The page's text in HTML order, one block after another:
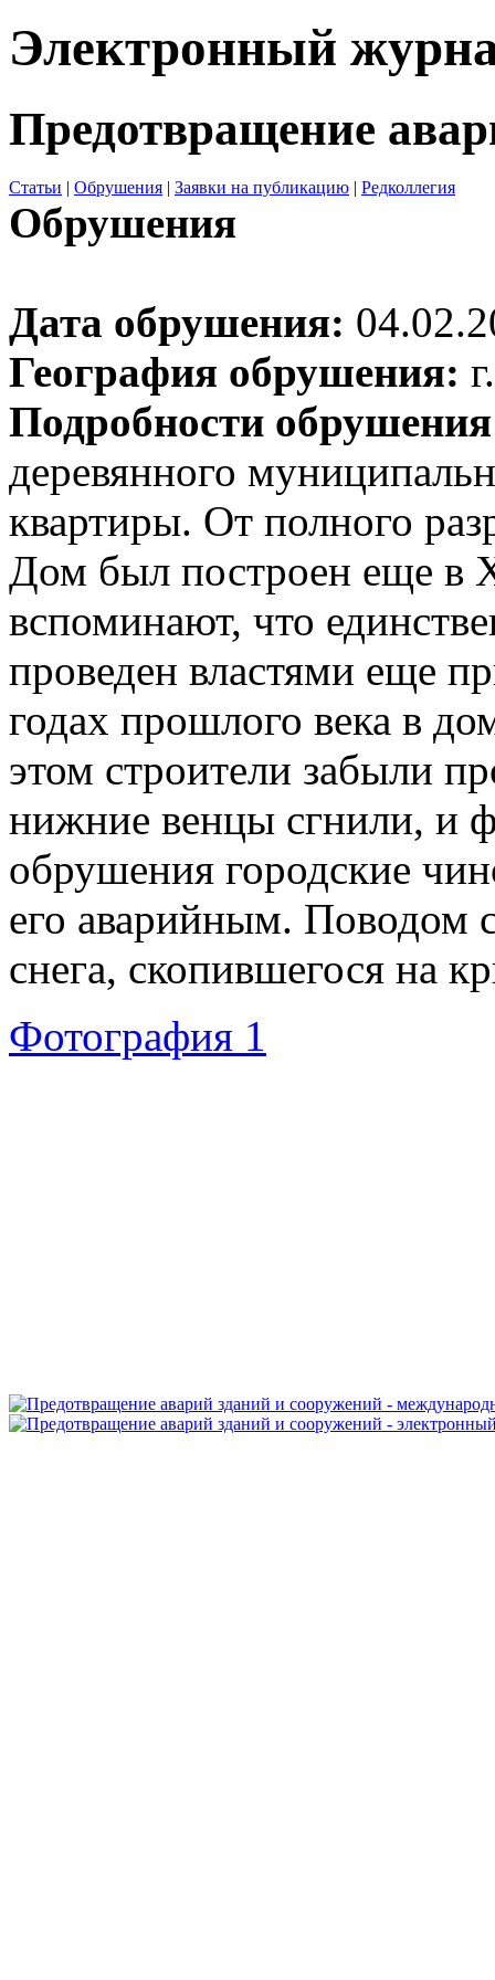
Электронный
Предотвращение
Статьи | Обрушения | Заявки на публикацию | Редколлегия
Обрушения
Дата обрушения:
География обрушения:
Подробности
деревянного
квартиры. От полного
Дом был построен еще в
вспоминают, что
проведен властями еще
годах прошлого века в
этом строители забыли
нижние венцы сгнили, и
обрушения городские
его аварийным. Поводом
снега, скопившегося на
Фотография 1